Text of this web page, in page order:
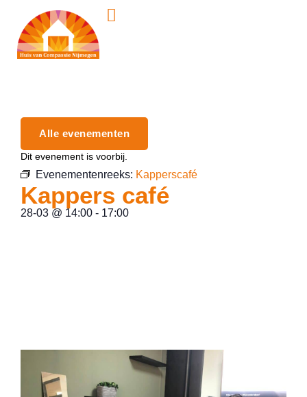
Alle evenementen
Dit evenement is voorbij.
Evenementenreeks: Kapperscafé
Kappers café
28-03 @ 14:00 - 17:00